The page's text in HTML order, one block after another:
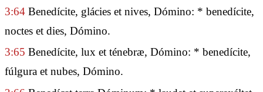
3:64 Benedícite, glácies et nives, Dómino: * benedícite,
noctes et dies, Dómino.
3:65 Benedícite, lux et ténebræ, Dómino: * benedícite,
fúlgura et nubes, Dómino.